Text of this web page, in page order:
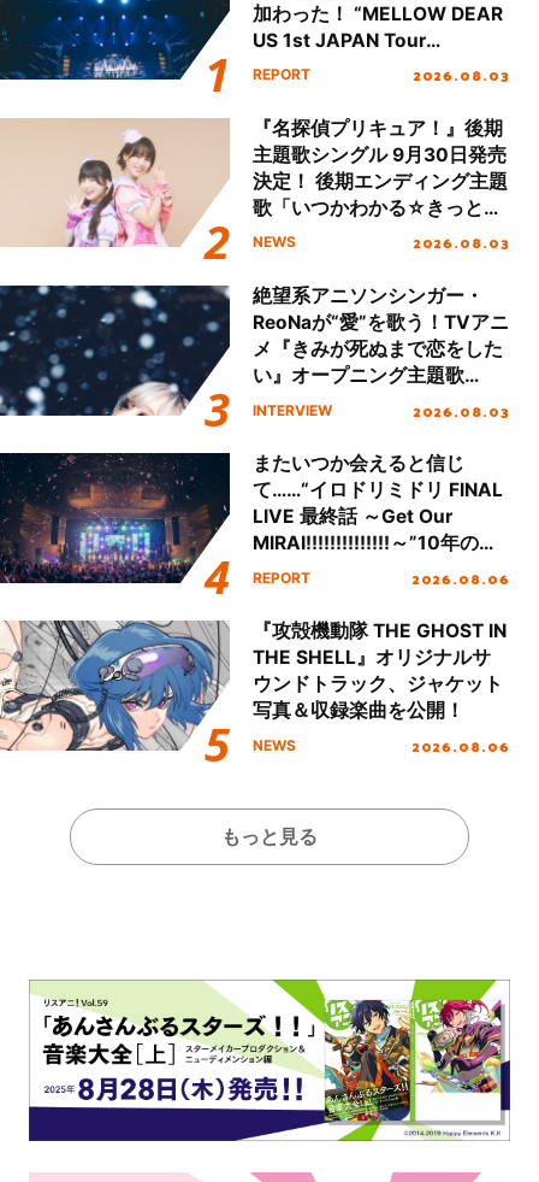
加わった！ “MELLOW DEAR
US 1st JAPAN Tour
Final「NICE to meet YOU
ート!!
REPORT 2026.08.03
『名探偵プリキュア！』後期
主題歌シングル 9月30日発売
決定！ 後期エンディング主題
歌「いつかわかる☆きっとあ
える」TVサイズ先行配信開
NEWS 2026.08.03
絶望系アニソンシンガー・
ReoNaが“愛”を歌う！TVアニ
メ『きみが死ぬまで恋をした
い』オープニング主題歌
「Amore」インタビュー
INTERVIEW 2026.08.03
またいつか会えると信じ
て……“イロドリミドリ FINAL
LIVE 最終話 ～Get Our
MIRAI!!!!!!!!!!!!!!～”10年の活
動を経てファイナルを迎える
REPORT 2026.08.06
『攻殻機動隊 THE GHOST IN
THE SHELL』オリジナルサ
ウンドトラック、ジャケット
写真＆収録楽曲を公開！
NEWS 2026.08.06
もっと見る